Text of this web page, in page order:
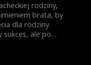
rodziny,
brata, by
dla rodziny.
sukces, ale po
odrodziła się